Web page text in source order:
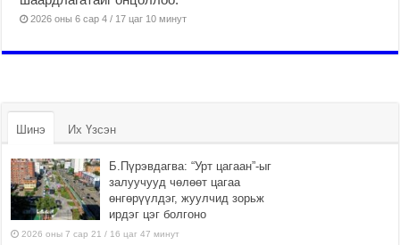
2026 оны 6 сар 4 / 17 цаг 10 минут
Шинэ Их Үзсэн
Б.Пүрэвдагва: “Урт цагаан”-ыг
залуучууд чөлөөт цагаа
өнгөрүүлдэг, жуулчид зорьж
ирдэг цэг болгоно
2026 оны 7 сар 21 / 16 цаг 47 минут